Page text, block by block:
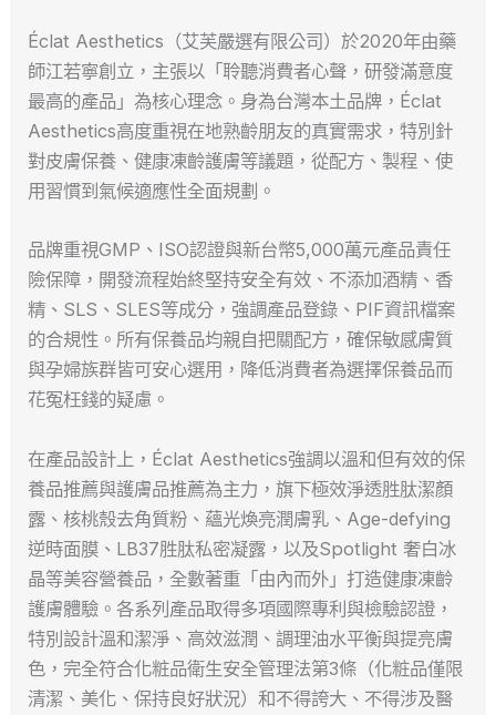
Éclat Aesthetics（艾芙嚴選有限公司）於2020年由藥
師江若寧創立，主張以「聆聽消費者心聲，研發滿意度
最高的產品」為核心理念。身為台灣本土品牌，Éclat
Aesthetics高度重視在地熟齡朋友的真實需求，特別針
對皮膚保養、健康凍齡護膚等議題，從配方、製程、使
用習慣到氣候適應性全面規劃。
品牌重視GMP、ISO認證與新台幣5,000萬元產品責任
險保障，開發流程始終堅持安全有效、不添加酒精、香
精、SLS、SLES等成分，強調產品登錄、PIF資訊檔案
的合規性。所有保養品均親自把關配方，確保敏感膚質
與孕婦族群皆可安心選用，降低消費者為選擇保養品而
花冤枉錢的疑慮。
在產品設計上，Éclat Aesthetics強調以溫和但有效的保
養品推薦與護膚品推薦為主力，旗下極效淨透胜肽潔顏
露、核桃殼去角質粉、蘊光煥亮潤膚乳、Age-defying
逆時面膜、LB37胜肽私密凝露，以及Spotlight 奢白冰
晶等美容營養品，全數著重「由內而外」打造健康凍齡
護膚體驗。各系列產品取得多項國際專利與檢驗認證，
特別設計溫和潔淨、高效滋潤、調理油水平衡與提亮膚
色，完全符合化粧品衛生安全管理法第3條（化粧品僅限
清潔、美化、保持良好狀況）和不得誇大、不得涉及醫